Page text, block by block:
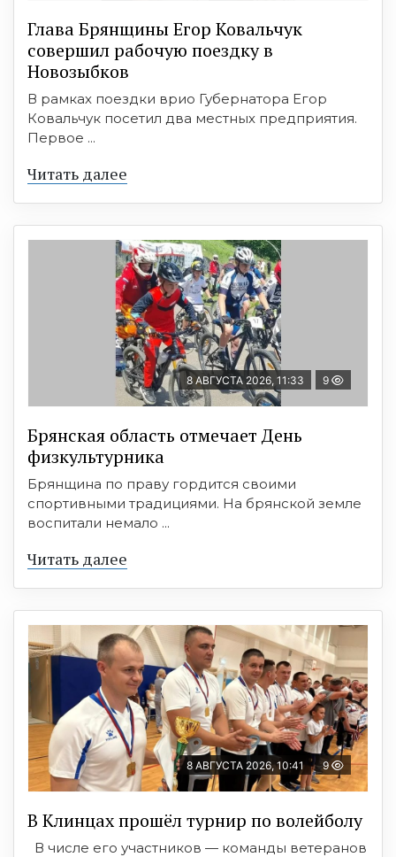
Глава Брянщины Егор Ковальчук
совершил рабочую поездку в
Новозыбков
В рамках поездки врио Губернатора Егор
Ковальчук посетил два местных предприятия.
Первое ...
Читать далее
8 АВГУСТА 2026, 11:33 9
Брянская область отмечает День
физкультурника
Брянщина по праву гордится своими
спортивными традициями. На брянской земле
воспитали немало ...
Читать далее
8 АВГУСТА 2026, 10:41 9
В Клинцах прошёл турнир по волейболу
В числе его участников — команды ветеранов